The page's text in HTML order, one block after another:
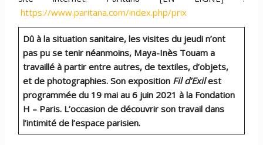
https://www.paritana.com/index.php/prix
Dû à la situation sanitaire, les visites du jeudi n’ont
pas pu se tenir néanmoins, Maya-Inès Touam a
travaillé à partir entre autres, de textiles, d’objets,
et de photographies. Son exposition Fil d’Exilest
programmée du 19 mai au 6 juin 2021 à la Fondation
H – Paris. L’occasion de découvrir son travail dans
l’intimité de l’espace parisien.